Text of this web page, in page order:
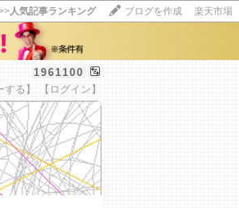
人気記事ランキング ブログを作成 楽天市場
1961100
する】 【ログイン】